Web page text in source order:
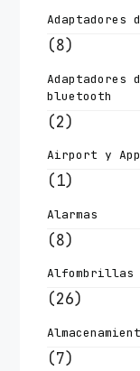
Adaptadores
(8)
Adaptadores
bluetooth
(2)
Airport y
(1)
Alarmas
(8)
Alfombrillas
(26)
(7)